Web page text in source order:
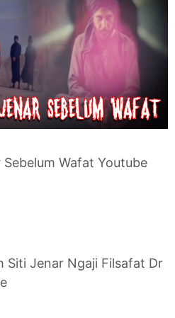
Wafat Youtube
Siti Jenar Ngaji Filsafat Dr